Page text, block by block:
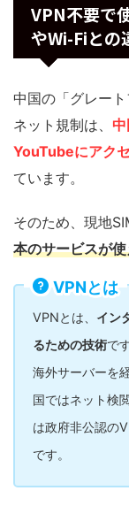
VPN不要で
やWi-Fiとの
中国の「グレー
ネット規制は、
YouTubeにアク
ています。
そのため、現地
本のサービスが
VPNとは
VPNとは、 イン
るための技術で
海外サーバーを
国ではネット検
は政府非公認の
です。